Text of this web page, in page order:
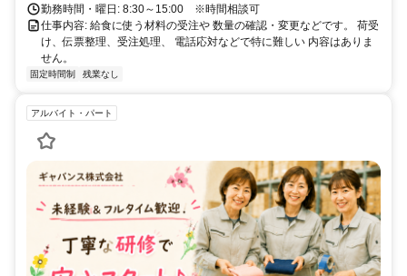
勤務時間・曜日: 8:30～15:00 ※時間相談可
仕事内容: 給食に使う材料の受注や 数量の確認・変更などです。 荷受
け、伝票整理、受注処理、 電話応対などで特に難しい 内容はありま
せん。
固定時間制 残業なし
アルバイト・パート